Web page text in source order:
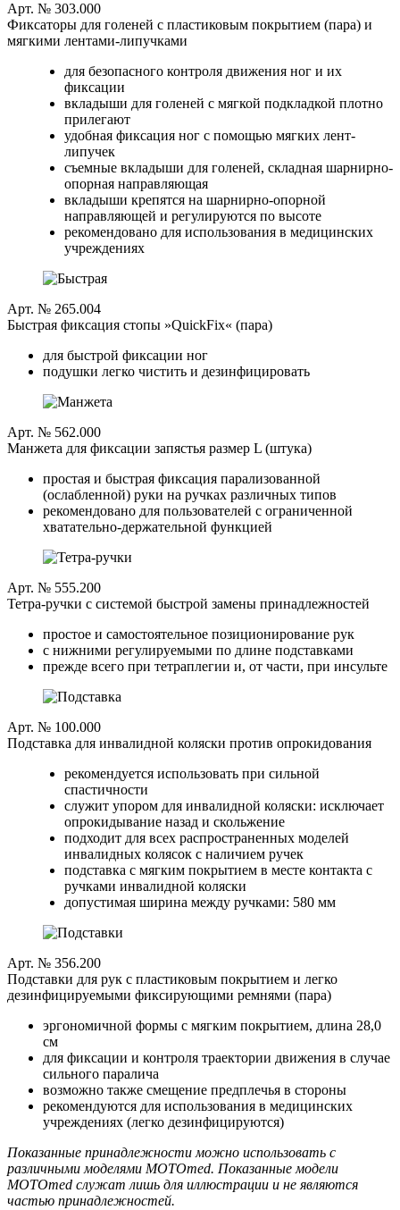
Арт. № 303.000
Фиксаторы для голеней с пластиковым покрытием (пара) и
мягкими лентами-липучками
для безопасного контроля движения ног и их
фиксации
вкладыши для голеней с мягкой подкладкой плотно
прилегают
удобная фиксация ног с помощью мягких лент-
липучек
съемные вкладыши для голеней, складная шарнирно-
опорная направляющая
вкладыши крепятся на шарнирно-опорной
направляющей и регулируются по высоте
рекомендовано для использования в медицинских
учреждениях
Арт. № 265.004
Быстрая фиксация стопы »QuickFix« (пара)
для быстрой фиксации ног
подушки легко чистить и дезинфицировать
Арт. № 562.000
Манжета для фиксации запястья размер L (штука)
простая и быстрая фиксация парализованной
(ослабленной) руки на ручках различных типов
рекомендовано для пользователей с ограниченной
хватательно-держательной функцией
Арт. № 555.200
Тетра-ручки с системой быстрой замены принадлежностей
простое и самостоятельное позиционирование рук
с нижними регулируемыми по длине подставками
прежде всего при тетраплегии и, от части, при инсульте
Арт. № 100.000
Подставка для инвалидной коляски против опрокидования
рекомендуется использовать при сильной
спастичности
служит упором для инвалидной коляски: исключает
опрокидывание назад и скольжение
подходит для всех распространенных моделей
инвалидных колясок с наличием ручек
подставка с мягким покрытием в месте контакта с
ручками инвалидной коляски
допустимая ширина между ручками: 580 мм
Арт. № 356.200
Подставки для рук с пластиковым покрытием и легко
дезинфицируемыми фиксирующими ремнями (пара)
эргономичной формы с мягким покрытием, длина 28,0
см
для фиксации и контроля траектории движения в случае
сильного паралича
возможно также смещение предплечья в стороны
рекомендуются для использования в медицинских
учреждениях (легко дезинфицируются)
Показанные принадлежности можно использовать с
различными моделями MOTOmed. Показанные модели
MOTOmed служат лишь для иллюстрации и не являются
частью принадлежностей.